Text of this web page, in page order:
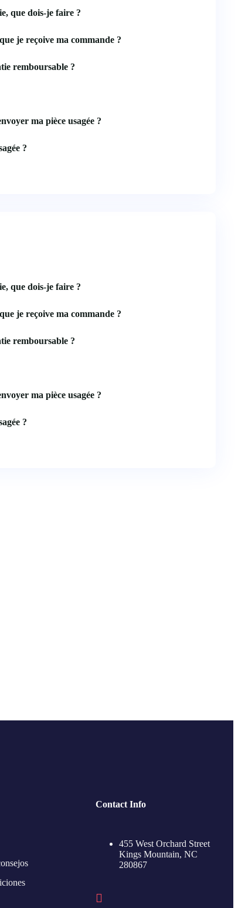
que dois-je faire ?
je reçoive ma commande ?
remboursable ?
ma pièce usagée ?
?
que dois-je faire ?
je reçoive ma commande ?
remboursable ?
ma pièce usagée ?
?
Contact Info
455 West Orchard Street
Kings Mountain, NC
280867